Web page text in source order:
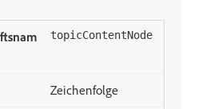
topicContentNode
Zeichenfolge